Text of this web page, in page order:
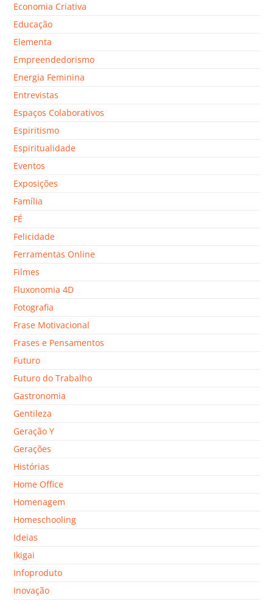
Economia Criativa
Educação
Elementa
Empreendedorismo
Energia Feminina
Entrevistas
Espaços Colaborativos
Espiritismo
Espiritualidade
Eventos
Exposições
Família
FÉ
Felicidade
Ferramentas Online
Filmes
Fluxonomia 4D
Fotografia
Frase Motivacional
Frases e Pensamentos
Futuro
Futuro do Trabalho
Gastronomia
Gentileza
Geração Y
Gerações
Histórias
Home Office
Homenagem
Homeschooling
Ideias
Ikigai
Infoproduto
Inovação